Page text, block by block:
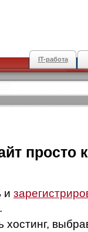
IT-работа
просто
и
хостинг,